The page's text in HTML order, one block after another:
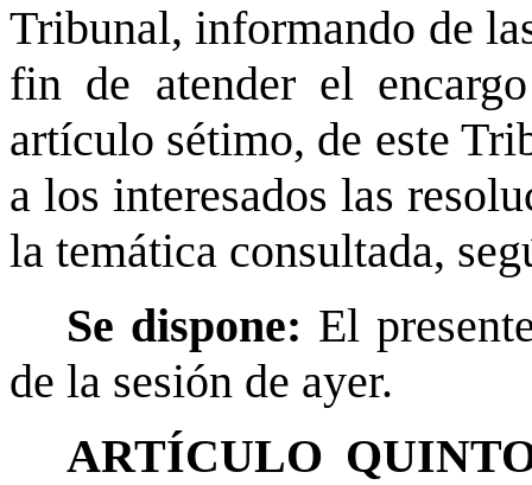
Tribunal, informando de
fin de atender el
artículo sétimo, de este
a los interesados las
la temática consultada,
Se dispone: El
de la sesión de ayer.
ARTÍCULO